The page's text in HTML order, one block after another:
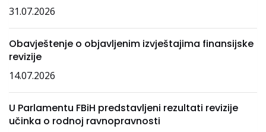
31.07.2026
Obavještenje o objavljenim izvještajima finansijske
revizije
14.07.2026
U Parlamentu FBiH predstavljeni rezultati revizije
učinka o rodnoj ravnopravnosti